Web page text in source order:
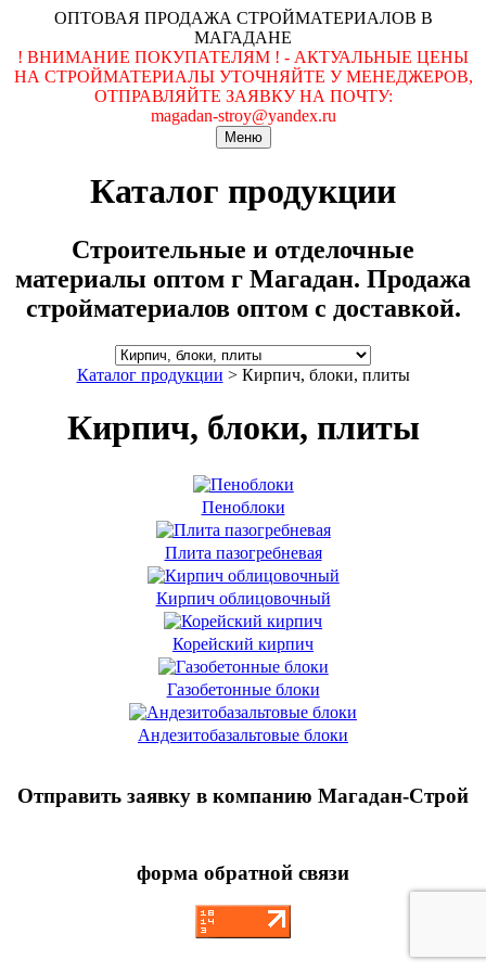
ОПТОВАЯ ПРОДАЖА СТРОЙМАТЕРИАЛОВ В
МАГАДАНЕ
! ВНИМАНИЕ ПОКУПАТЕЛЯМ ! - АКТУАЛЬНЫЕ ЦЕНЫ
НА СТРОЙМАТЕРИАЛЫ УТОЧНЯЙТЕ У МЕНЕДЖЕРОВ,
ОТПРАВЛЯЙТЕ ЗАЯВКУ НА ПОЧТУ:
magadan-stroy@yandex.ru
Меню
Каталог продукции
Строительные и отделочные
материалы оптом г Магадан. Продажа
стройматериалов оптом с доставкой.
Каталог продукции > Кирпич, блоки, плиты
Кирпич, блоки, плиты
Пеноблоки
Плита пазогребневая
Кирпич облицовочный
Корейский кирпич
Газобетонные блоки
Андезитобазальтовые блоки
Отправить заявку в компанию Магадан-Строй
форма обратной связи